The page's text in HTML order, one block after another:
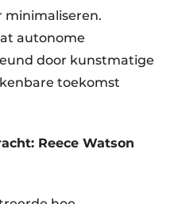
autonome
door kunstmatige
toekomst
Reece Watson